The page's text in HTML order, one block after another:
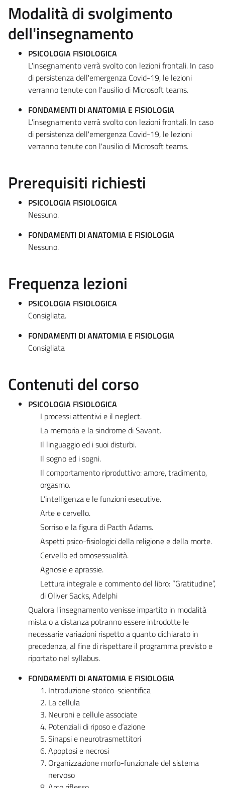
Modalità di svolgimento
dell'insegnamento
PSICOLOGIA FISIOLOGICA
L'insegnamento verrà svolto con lezioni frontali. In caso
di persistenza dell'emergenza Covid-19, le lezioni
verranno tenute con l'ausilio di Microsoft teams.
FONDAMENTI DI ANATOMIA E FISIOLOGIA
L'insegnamento verrà svolto con lezioni frontali. In caso
di persistenza dell'emergenza Covid-19, le lezioni
verranno tenute con l'ausilio di Microsoft teams.
Prerequisiti richiesti
PSICOLOGIA FISIOLOGICA
Nessuno.
FONDAMENTI DI ANATOMIA E FISIOLOGIA
Nessuno.
Frequenza lezioni
PSICOLOGIA FISIOLOGICA
Consigliata.
FONDAMENTI DI ANATOMIA E FISIOLOGIA
Consigliata
Contenuti del corso
PSICOLOGIA FISIOLOGICA
I processi attentivi e il neglect.
La memoria e la sindrome di Savant.
Il linguaggio ed i suoi disturbi.
Il sogno ed i sogni.
Il comportamento riproduttivo: amore, tradimento,
orgasmo.
L’intelligenza e le funzioni esecutive.
Arte e cervello.
Sorriso e la figura di Pacth Adams.
Aspetti psico-fisiologici della religione e della morte.
Cervello ed omosessualità.
Agnosie e aprassie.
Lettura integrale e commento del libro: “Gratitudine”,
di Oliver Sacks, Adelphi
Qualora l'insegnamento venisse impartito in modalità
mista o a distanza potranno essere introdotte le
necessarie variazioni rispetto a quanto dichiarato in
precedenza, al fine di rispettare il programma previsto e
riportato nel syllabus.
FONDAMENTI DI ANATOMIA E FISIOLOGIA
Introduzione storico-scientifica
La cellula
Neuroni e cellule associate
Potenziali di riposo e d’azione
Sinapsi e neurotrasmettitori
Apoptosi e necrosi
Organizzazione morfo-funzionale del sistema
nervoso